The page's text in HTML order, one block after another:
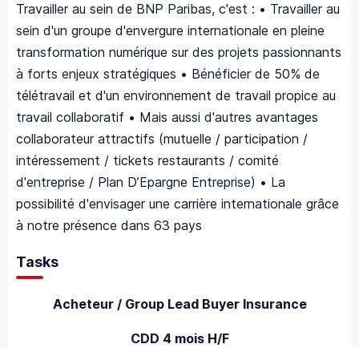
Travailler au sein de BNP Paribas, c'est : • Travailler au
sein d'un groupe d'envergure internationale en pleine
transformation numérique sur des projets passionnants
à forts enjeux stratégiques • Bénéficier de 50% de
télétravail et d'un environnement de travail propice au
travail collaboratif • Mais aussi d'autres avantages
collaborateur attractifs (mutuelle / participation /
intéressement / tickets restaurants / comité
d'entreprise / Plan D’Epargne Entreprise) • La
possibilité d'envisager une carrière internationale grâce
à notre présence dans 63 pays
Tasks
Acheteur / Group Lead Buyer Insurance
CDD 4 mois H/F